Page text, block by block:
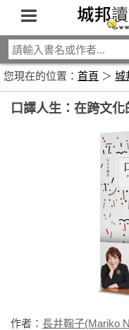
您現在的位置： 首頁 ＞ 城
口譯人生：在跨文
作者： 長井鞠子(Mariko